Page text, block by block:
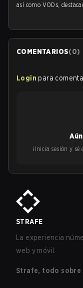
así como VODs,
COMENTARIOS(0)
Login para
¡Inicia sesión y
STRAFE
La experiencia
web y móvil.
Strafe, todo sobre